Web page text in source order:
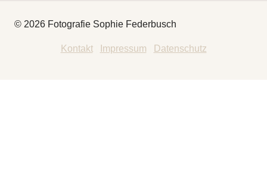
© 2026 Fotografie Sophie Federbusch
Kontakt| Impressum Datenschutz